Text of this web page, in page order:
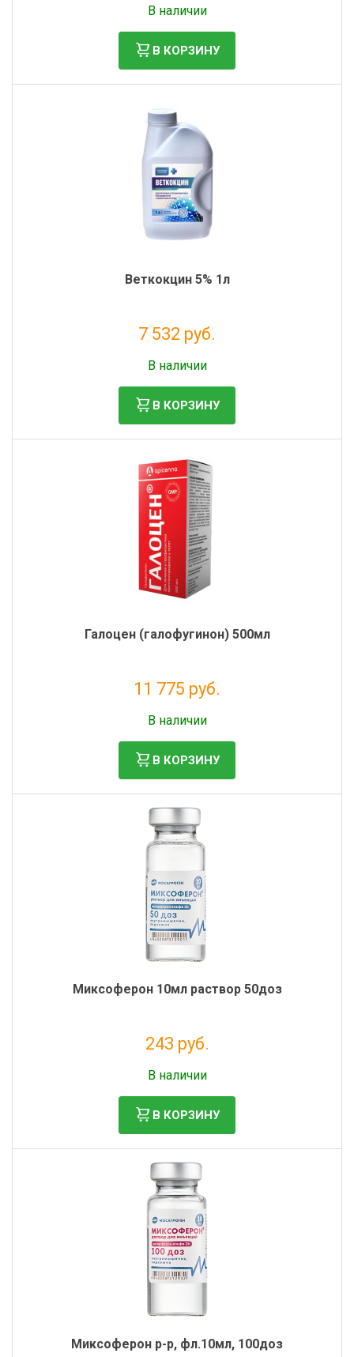
В наличии
В КОРЗИНУ
Веткокцин 5% 1л
7 532 руб.
В наличии
В КОРЗИНУ
Галоцен (галофугинон) 500мл
11 775 руб.
В наличии
В КОРЗИНУ
Миксоферон 10мл раствор 50доз
243 руб.
В наличии
В КОРЗИНУ
Миксоферон р-р, фл.10мл, 100доз